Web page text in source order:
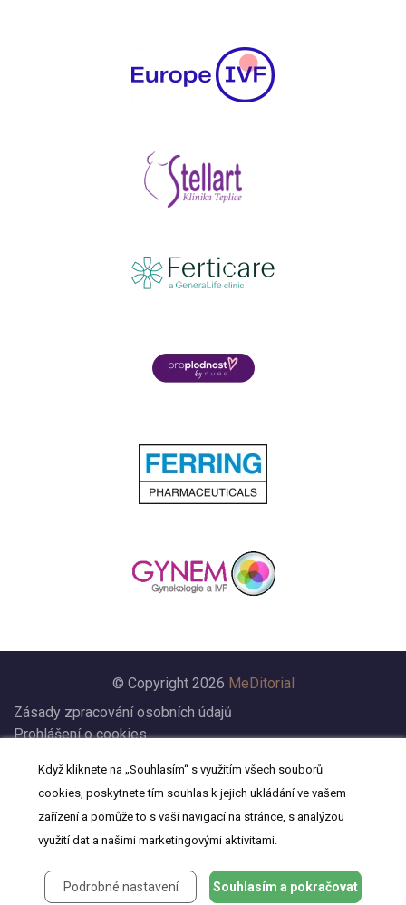
© Copyright 2026 MeDitorial
Zásady zpracování osobních údajů
Prohlášení o cookies
Prohlášení
Kontakt
Když kliknete na „Souhlasím“ s využitím všech souborů
cookies, poskytnete tím souhlas k jejich ukládání ve vašem
zařízení a pomůže to s vaší navigací na stránce, s analýzou
využití dat a našimi marketingovými aktivitami.
Podrobné nastavení Souhlasím a pokračovat